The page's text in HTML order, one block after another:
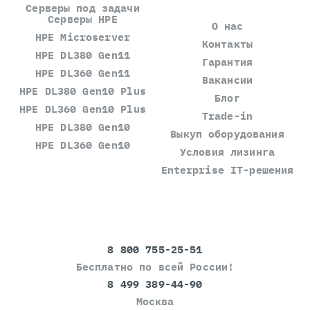
Серверы под задачи
Серверы HPE
HPE Microserver
HPE DL380 Gen11
HPE DL360 Gen11
HPE DL380 Gen10 Plus
HPE DL360 Gen10 Plus
HPE DL380 Gen10
HPE DL360 Gen10
О нас
Контакты
Гарантия
Вакансии
Блог
Trade-in
Выкуп оборудования
Условия лизинга
Enterprise IT-решения
8 800 755-25-51
Бесплатно по всей России!
8 499 389-44-90
Москва